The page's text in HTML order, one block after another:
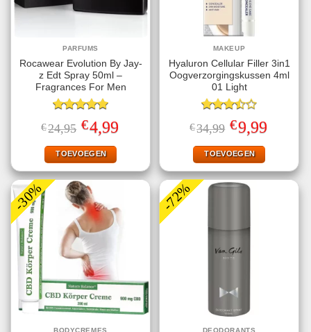
PARFUMS
Rocawear Evolution By Jay-
z Edt Spray 50ml –
Fragrances For Men
Gewaardeerd
5.00uit 5
€24,95 Oorspronkelijke
prijs
was:
€24,95.
€4,99Huidige
prijs
TOEVOEGEN
MAKEUP
Hyaluron Cellular Filler 3in1
Oogverzorgingskussen 4ml
01 Light
Gewaardeerd
3.50uit
€34,99 Oorspronkelijke
prijs
was:
€34,99.
€9,99Huidige
prijs
TOEVOEGEN
-30%
BODYCREMES
-72%
DEODORANTS